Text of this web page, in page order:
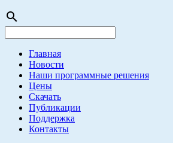
search
Главная
Новости
Наши программные решения
Цены
Скачать
Публикации
Поддержка
Контакты